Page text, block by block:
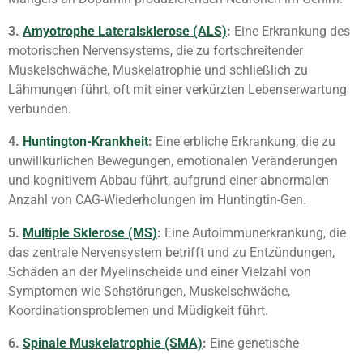
3. Amyotrophe Lateralsklerose (ALS): Eine Erkrankung des
motorischen Nervensystems, die zu fortschreitender
Muskelschwäche, Muskelatrophie und schließlich zu
Lähmungen führt, oft mit einer verkürzten Lebenserwartung
verbunden.
4. Huntington-Krankheit: Eine erbliche Erkrankung, die zu
unwillkürlichen Bewegungen, emotionalen Veränderungen
und kognitivem Abbau führt, aufgrund einer abnormalen
Anzahl von CAG-Wiederholungen im Huntingtin-Gen.
5. Multiple Sklerose (MS): Eine Autoimmunerkrankung, die
das zentrale Nervensystem betrifft und zu Entzündungen,
Schäden an der Myelinscheide und einer Vielzahl von
Symptomen wie Sehstörungen, Muskelschwäche,
Koordinationsproblemen und Müdigkeit führt.
6. Spinale Muskelatrophie (SMA): Eine genetische